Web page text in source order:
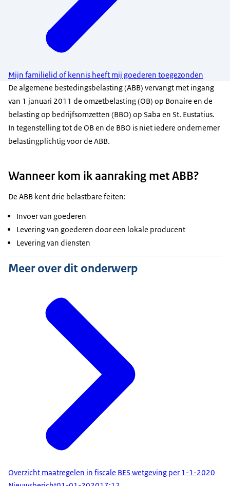
Mijn familielid of kennis heeft mij goederen toegezonden
De algemene bestedingsbelasting (ABB) vervangt met ingang
van 1 januari 2011 de omzetbelasting (OB) op Bonaire en de
belasting op bedrijfsomzetten (BBO) op Saba en St. Eustatius.
In tegenstelling tot de OB en de BBO is niet iedere ondernemer
belastingplichtig voor de ABB.
Wanneer kom ik aanraking met ABB?
De ABB kent drie belastbare feiten:
Invoer van goederen
Levering van goederen door een lokale producent
Levering van diensten
Meer over dit onderwerp
Overzicht maatregelen in fiscale BES wetgeving per 1-1-2020